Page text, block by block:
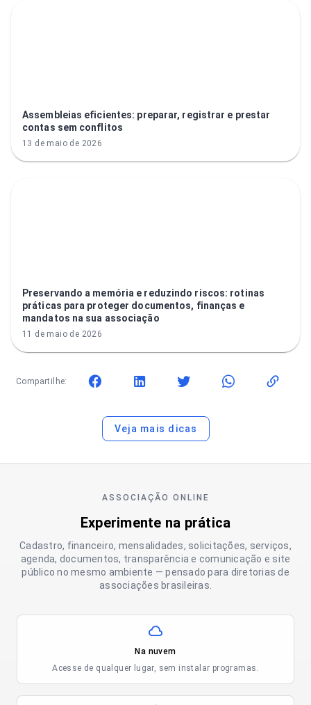
Assembleias eficientes: preparar, registrar e prestar
contas sem conflitos
13 de maio de 2026
Preservando a memória e reduzindo riscos: rotinas
práticas para proteger documentos, finanças e
mandatos na sua associação
11 de maio de 2026
Compartilhe:
Veja mais dicas
ASSOCIAÇÃO ONLINE
Experimente na prática
Cadastro, financeiro, mensalidades, solicitações, serviços,
agenda, documentos, transparência e comunicação e site
público no mesmo ambiente — pensado para diretorias de
associações brasileiras.
Na nuvem
Acesse de qualquer lugar, sem instalar programas.